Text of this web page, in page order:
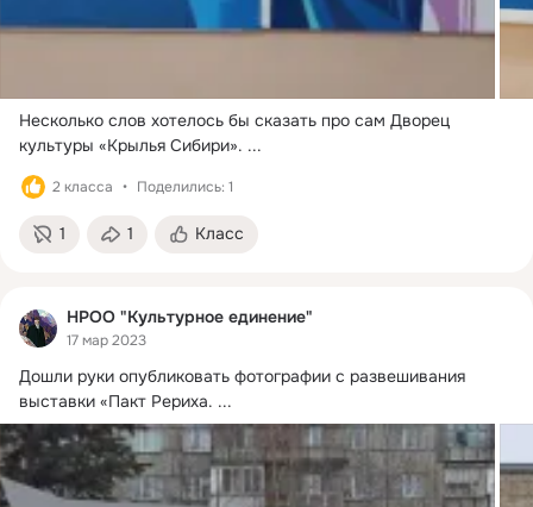
Несколько слов хотелось бы сказать про сам Дворец
культуры «Крылья Сибири». ...
2 класса Поделились: 1
1 1 Класс
НРОО "Культурное единение"
17 мар 2023
Дошли руки опубликовать фотографии с развешивания
выставки «Пакт Рериха. ...